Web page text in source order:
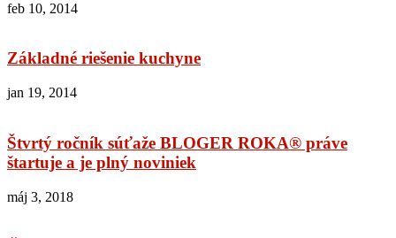
feb 10, 2014
Základné riešenie kuchyne
jan 19, 2014
Štvrtý ročník súťaže BLOGER ROKA® práve
štartuje a je plný noviniek
máj 3, 2018